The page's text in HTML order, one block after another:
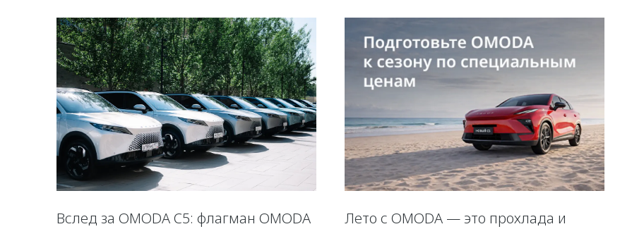
Вслед за OMODA C5: флагман OMODA
Лето с OMODA — это прохлада и